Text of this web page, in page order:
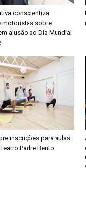
conscientiza
motoristas sobre
alusão ao Dia Mundial
inscrições para aulas
Padre Bento